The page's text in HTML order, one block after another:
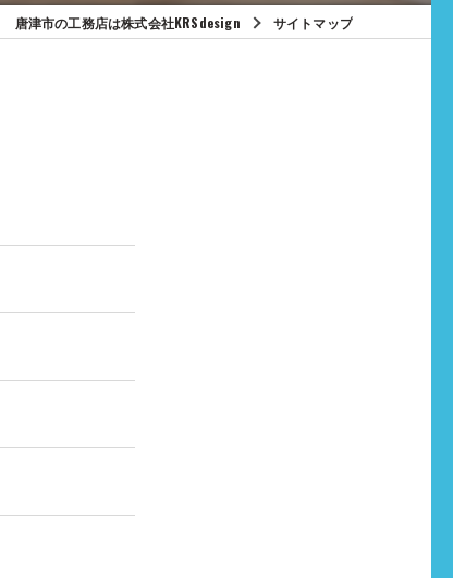
唐津市の工務店は株式会社KRSdesign サイトマップ